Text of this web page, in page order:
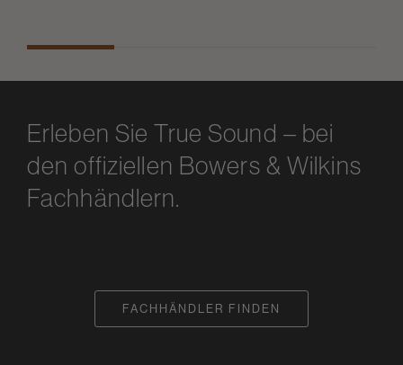
Erleben Sie True Sound – bei
den offiziellen Bowers & Wilkins
Fachhändlern.
FACHHÄNDLER FINDEN